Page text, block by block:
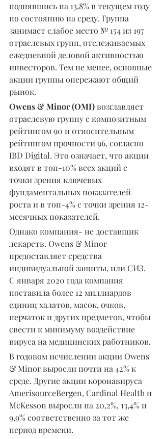
поднявшись на 13,8% в текущем году
по состоянию на среду. Группа
занимает слабое место № 154 из 197
отраслевых групп, отслеживаемых
ежедневной деловой активностью
инвесторов. Тем не менее, основные
акции группы опережают общий
рынок.
Owens & Minor (OMI) возглавляет
отраслевую группу с композитным
рейтингом 90 и относительным
рейтингом прочности 96, согласно
IBD Digital. Это означает, что акции
входят в топ-10% всех акций с
точки зрения ключевых
фундаментальных показателей
роста и в топ-4% с точки зрения 12-
месячных показателей.
Однако компания- не доставщик
лекарств. Owens & Minor
предоставляет средства
индивидуальной защиты, или СИЗ.
С января 2020 года компания
поставила более 12 миллиардов
единиц халатов, масок, очков,
перчаток и других предметов, чтобы
свести к минимуму воздействие
вируса на медицинских работников.
В годовом исчислении акции Owens
& Minor выросли почти на 42% к
среде. Другие акции коронавируса
AmerisourceBergen, Cardinal Health и
McKesson выросли на 20,2%, 13,4% и
9,9% соответственно за тот же
период времени.